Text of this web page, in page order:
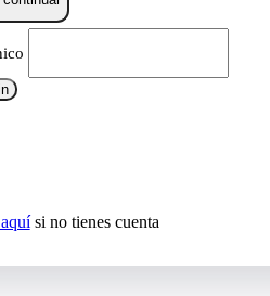
si no tienes cuenta